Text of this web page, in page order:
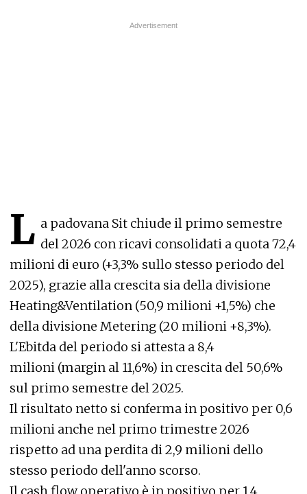
L a padovana Sit chiude il primo semestre
del 2026 con ricavi consolidati a quota 72,4
milioni di euro (+3,3% sullo stesso periodo del
2025), grazie alla crescita sia della divisione
Heating&Ventilation (50,9 milioni +1,5%) che
della divisione Metering (20 milioni +8,3%).
L'Ebitda del periodo si attesta a 8,4
milioni (margin al 11,6%) in crescita del 50,6%
sul primo semestre del 2025.
Il risultato netto si conferma in positivo per 0,6
milioni anche nel primo trimestre 2026
rispetto ad una perdita di 2,9 milioni dello
stesso periodo dell'anno scorso.